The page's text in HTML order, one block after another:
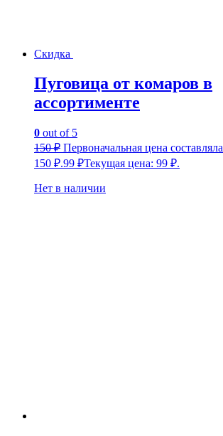
Скидка
Пуговица от комаров в
ассортименте
0 out of 5
150₽ Первоначальная цена составляла
150 ₽.99 ₽Текущая цена: 99 ₽.
Нет в наличии